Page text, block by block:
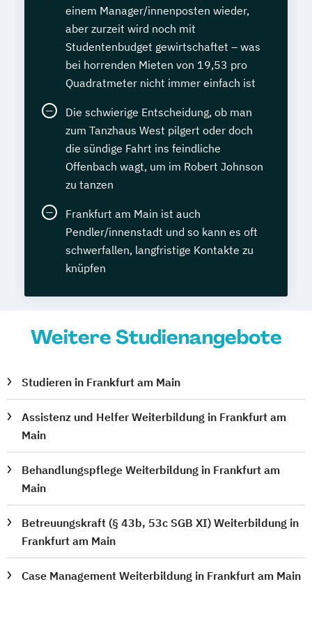
einem Manager/innenposten wieder,
aber zurzeit wird noch mit
Studentenbudget gewirtschaftet – was
bei horrenden Mieten von 19,53 pro
Quadratmeter nicht immer einfach ist
Die schwierige Entscheidung, ob man
zum Tanzhaus West pilgert oder doch
die sündige Fahrt ins feindliche
Offenbach wagt, um im Robert Johnson
zu tanzen
Frankfurt am Main ist auch
Pendler/innenstadt und so kann es oft
schwerfallen, langfristige Kontakte zu
knüpfen
Weitere Studienangebote
Studieren in Frankfurt am Main
Assistenz und Helfer Weiterbildung in Frankfurt am
Main
Behandlungspflege Weiterbildung in Frankfurt am
Main
Betreuungskraft (§ 43b, 53c SGB XI) Weiterbildung in
Frankfurt am Main
Case Management Weiterbildung in Frankfurt am Main